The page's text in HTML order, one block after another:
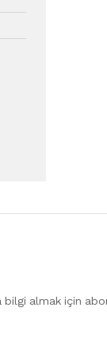
bilgi almak için